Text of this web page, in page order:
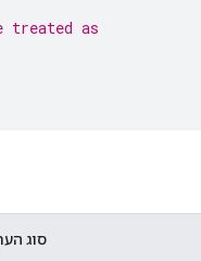
treated as
סוג